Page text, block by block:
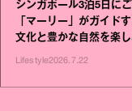
シンガポール3泊5日にご
「マーリー」がガイド
文化と豊かな自然を楽
す旅
Lifestyle2026.7.22